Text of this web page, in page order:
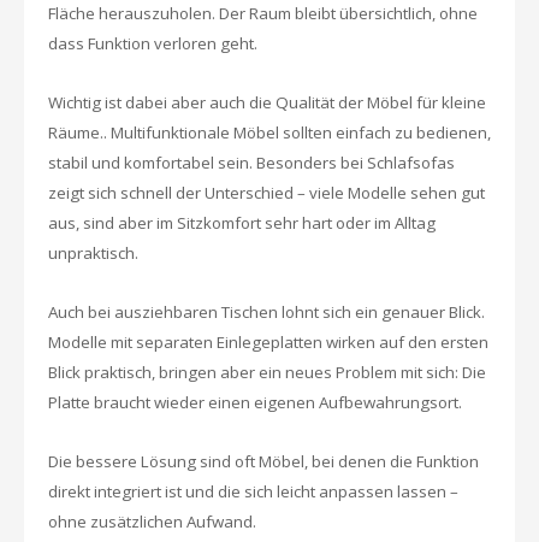
Fläche herauszuholen. Der Raum bleibt übersichtlich, ohne
dass Funktion verloren geht.
Wichtig ist dabei aber auch die Qualität der Möbel für kleine
Räume.. Multifunktionale Möbel sollten einfach zu bedienen,
stabil und komfortabel sein. Besonders bei Schlafsofas
zeigt sich schnell der Unterschied – viele Modelle sehen gut
aus, sind aber im Sitzkomfort sehr hart oder im Alltag
unpraktisch.
Auch bei ausziehbaren Tischen lohnt sich ein genauer Blick.
Modelle mit separaten Einlegeplatten wirken auf den ersten
Blick praktisch, bringen aber ein neues Problem mit sich: Die
Platte braucht wieder einen eigenen Aufbewahrungsort.
Die bessere Lösung sind oft Möbel, bei denen die Funktion
direkt integriert ist und die sich leicht anpassen lassen –
ohne zusätzlichen Aufwand.